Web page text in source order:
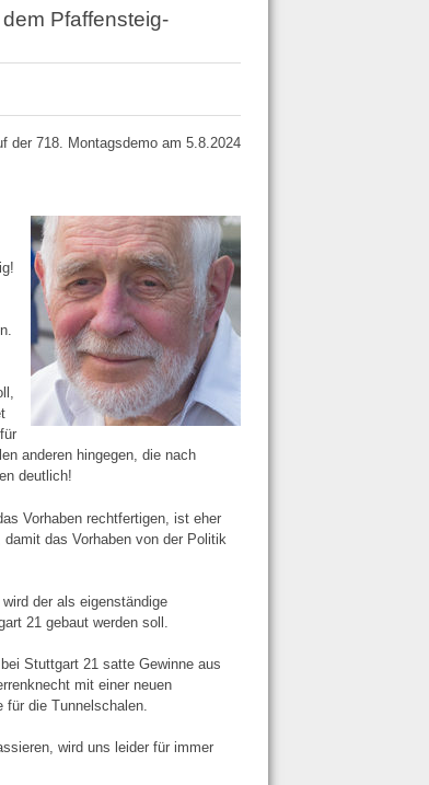
Pfaffensteig-
der 718. Montagsdemo am 5.8.2024
anderen hingegen, die nach
deutlich!
Vorhaben rechtfertigen, ist eher
das Vorhaben von der Politik
der als eigenständige
21 gebaut werden soll.
Stuttgart 21 satte Gewinne aus
mit einer neuen
die Tunnelschalen.
wird uns leider für immer